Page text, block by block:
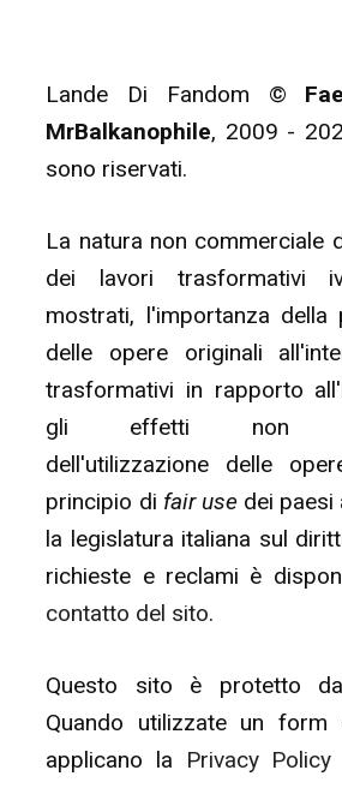
Lande Di Fandom © Fae
MrBalkanophile, 2009 -
sono riservati.
La natura non commerciale
dei lavori trasformativi
mostrati, l'importanza della
delle opere originali
trasformativi in rapporto
gli effetti non
dell'utilizzazione delle
principio di fair usedei paesi
la legislatura italiana sul
richieste e reclami è
contatto del sito.
Questo sito è protetto da
Quando utilizzate un
applicano la
Privacy Policy